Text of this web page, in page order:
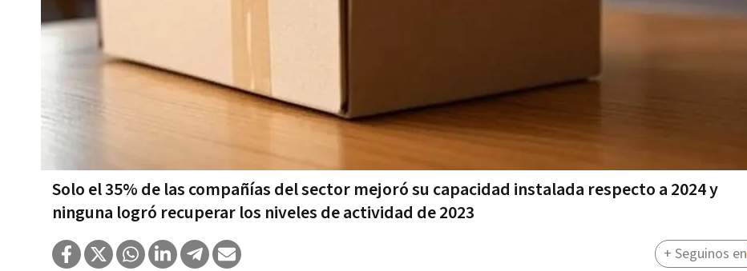
Solo el 35% de las compañías del sector mejoró su capacidad instalada respecto a 2024 y
ninguna logró recuperar los niveles de actividad de 2023
+ Seguinos en